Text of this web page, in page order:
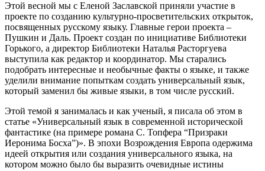
Этой весной мы с Еленой Заславской приняли участие в
проекте по созданию культурно-просветительских открыток,
посвященных русскому языку. Главные герои проекта –
Пушкин и Даль. Проект создан по инициативе Библиотеки
Горького, а директор Библиотеки Наталья Расторгуева
выступила как редактор и координатор. Мы старались
подобрать интересные и необычные факты о языке, и также
уделили внимание попыткам создать универсальный язык,
который заменил бы живые языки, в том числе русский.
Этой темой я занималась и как ученый, я писала об этом в
статье «Универсальный язык в современной исторической
фантастике (на примере романа С. Топфера “Призраки
Иеронима Босха”)». В эпохи Возрождения Европа одержима
идеей открытия или создания универсального языка, на
котором можно было бы выразить очевидные истины